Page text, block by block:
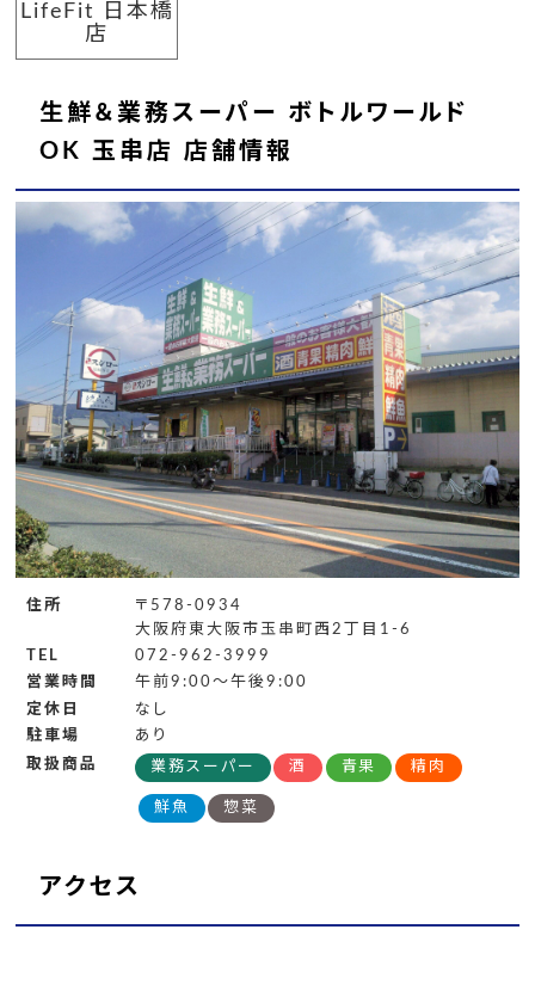
LifeFit 日本橋
店
生鮮＆業務スーパー ボトルワールド
OK 玉串店 店舗情報
住所
〒578-0934
大阪府東大阪市玉串町西2丁目1-6
TEL
072-962-3999
営業時間
午前9:00～午後9:00
定休日
なし
駐車場
あり
取扱商品
業務スーパー 酒 青果 精肉
鮮魚 惣菜
アクセス